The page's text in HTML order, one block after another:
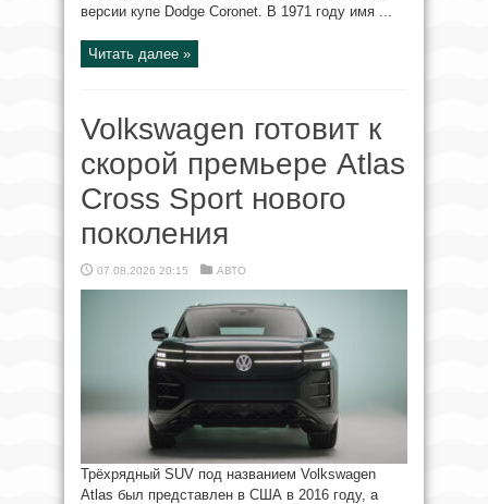
версии купе Dodge Coronet. В 1971 году имя ...
Читать далее »
Volkswagen готовит к
скорой премьере Atlas
Cross Sport нового
поколения
07.08.2026 20:15 АВТО
Трёхрядный SUV под названием Volkswagen
Atlas был представлен в США в 2016 году, а